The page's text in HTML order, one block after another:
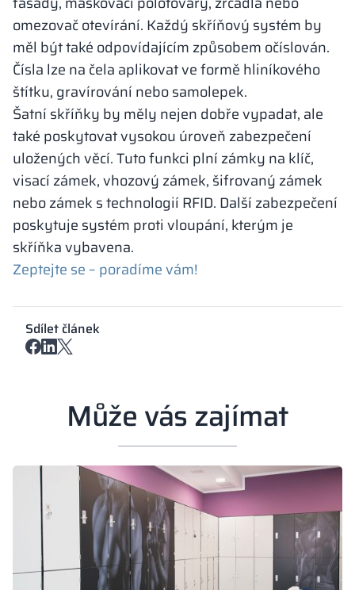
omezovač otevírání. Každý skříňový systém by
měl být také odpovídajícím způsobem očíslován.
Čísla lze na čela aplikovat ve formě hliníkového
štítku, gravírování nebo samolepek.
Šatní skříňky by měly nejen dobře vypadat, ale
také poskytovat vysokou úroveň zabezpečení
uložených věcí. Tuto funkci plní zámky na klíč,
visací zámek, vhozový zámek, šifrovaný zámek
nebo zámek s technologií RFID. Další zabezpečení
poskytuje systém proti vloupání, kterým je
skříňka vybavena.
Zeptejte se – poradíme vám!
Sdílet článek
Může vás zajímat